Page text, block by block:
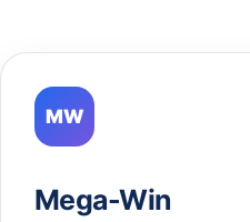
MW
Mega-Win